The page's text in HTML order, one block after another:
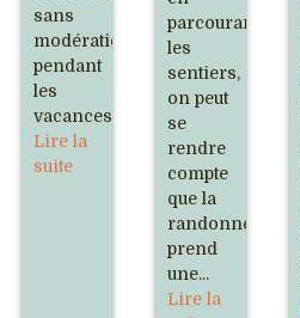
sans
modération
pendant
les
vacances.
Lire la
suite
parcourant
les
sentiers,
on peut
se
rendre
compte
que la
randonnée
prend
une...
Lire la